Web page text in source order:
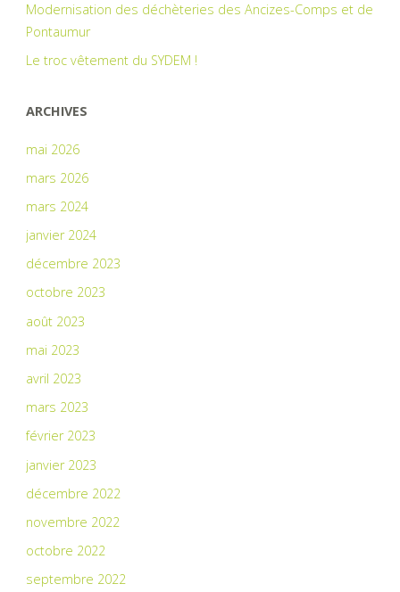
Modernisation des déchèteries des Ancizes-Comps et de
Pontaumur
Le troc vêtement du SYDEM !
ARCHIVES
mai 2026
mars 2026
mars 2024
janvier 2024
décembre 2023
octobre 2023
août 2023
mai 2023
avril 2023
mars 2023
février 2023
janvier 2023
décembre 2022
novembre 2022
octobre 2022
septembre 2022